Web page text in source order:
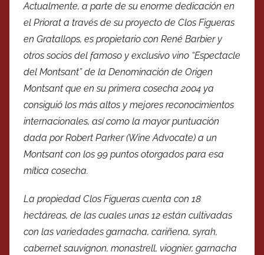
Actualmente, a parte de su enorme dedicación en
el Priorat a través de su proyecto de Clos Figueras
en Gratallops, es propietario con René Barbier y
otros socios del famoso y exclusivo vino “Espectacle
del Montsant” de la Denominación de Origen
Montsant que en su primera cosecha 2004 ya
consiguió los más altos y mejores reconocimientos
internacionales, así como la mayor puntuación
dada por Robert Parker (Wine Advocate) a un
Montsant con los 99 puntos otorgados para esa
mítica cosecha.
La propiedad Clos Figueras cuenta con 18
hectáreas, de las cuales unas 12 están cultivadas
con las variedades garnacha, cariñena, syrah,
cabernet sauvignon, monastrell, viognier, garnacha